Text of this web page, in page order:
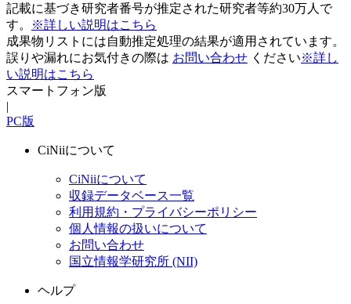
記載に基づき研究者番号が推定された研究者等約30万人で
す。
※詳しい説明はこちら
成果物リストには自動推定処理の結果が適用されています。
誤りや漏れにお気付きの際は お問い合わせ ください※詳し
い説明はこちら
スマートフォン版
|
PC版
CiNiiについて
CiNiiについて
収録データベース一覧
利用規約・プライバシーポリシー
個人情報の扱いについて
お問い合わせ
国立情報学研究所 (NII)
ヘルプ